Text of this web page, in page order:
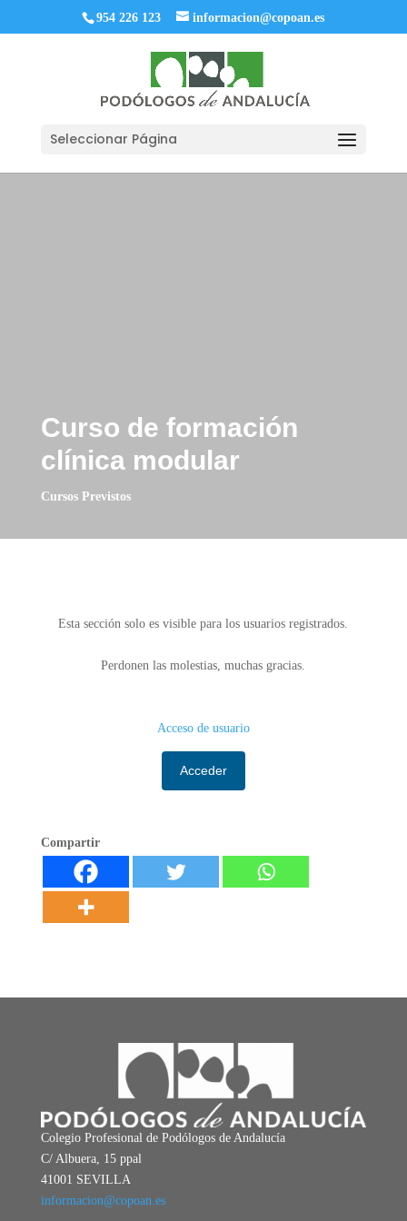
954 226 123 informacion@copoan.es
Seleccionar Página
Curso de formación
clínica modular
Cursos Previstos
Esta sección solo es visible para los usuarios registrados.
Perdonen las molestias, muchas gracias.
Acceso de usuario
Acceder
Compartir
Colegio Profesional de Podólogos de Andalucía
C/ Albuera, 15 ppal
41001 SEVILLA
informacion@copoan.es